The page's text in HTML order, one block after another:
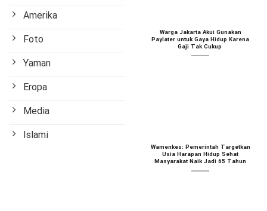
Amerika
Foto
Yaman
Eropa
Media
Islami
Warga Jakarta Akui Gunakan
Paylater untuk Gaya Hidup Karena
Gaji Tak Cukup
Wamenkes: Pemerintah Targetkan
Usia Harapan Hidup Sehat
Masyarakat Naik Jadi 65 Tahun